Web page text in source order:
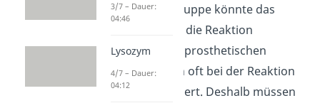
prosthetische Gruppe könnte das
Enzym also nicht die Reaktion
katalysieren. Die prosthetischen
Gruppen werden oft bei der Reaktion
chemisch verändert. Deshalb müssen
3/7 – Dauer:
04:46
Lysozym
4/7 – Dauer:
04:12